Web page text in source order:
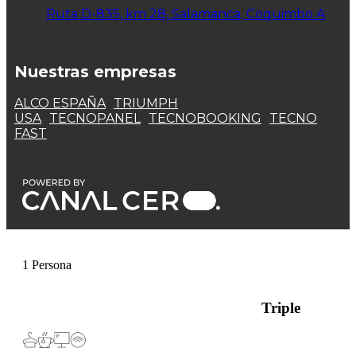
Ruta D-835, km 28, Salamanca, Coquimbo.A
Nuestras empresas
ALCO ESPAÑA TRIUMPH
USA TECNOPANEL TECNOBOOKING
TECNO
FAST
1 Persona
Triple